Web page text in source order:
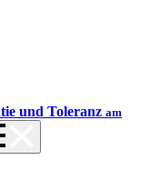
und Toleranz am